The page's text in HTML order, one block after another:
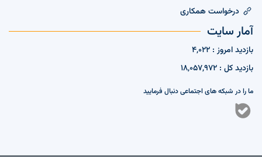
درخواست همکاری
آمار سایت
بازدید امروز : 4,022
بازدید کل : 18,057,972
ما را در شبکه های اجتماعی دنبال فرمایید